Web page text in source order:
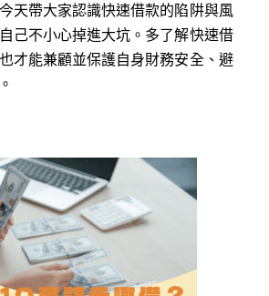
天帶大家認識快速借款的陷阱與風
己不小心掉進大坑。多了解快速借
才能兼顧並保護自身財務安全、避